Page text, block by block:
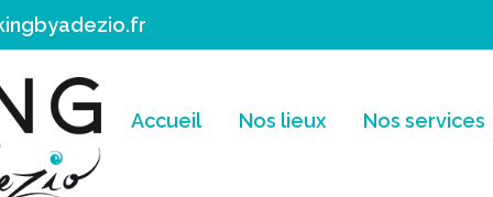
Accueil Nos lieux Nos services